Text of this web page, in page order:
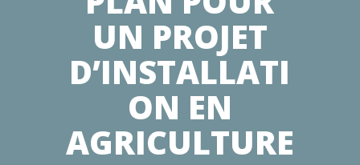
UN PROJET
D’INSTALLATI
ON EN
AGRICULTURE